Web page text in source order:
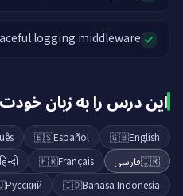
logging middleware
این درس را به زبان
🇬🇧English
🇪🇸Español
🇮🇷فارسی 🇫🇷Français
हिन्दी
🇮🇩Bahasa Indonesia
Русский